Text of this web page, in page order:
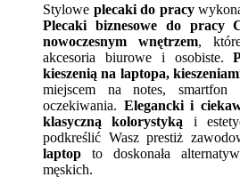
Stylowe plecaki do pracy
Plecaki biznesowe do pracy
nowoczesnym wnętrzem,
akcesoria biurowe i osobiste.
kieszenią na laptopa,
miejscem na notes, smartfon
oczekiwania. Elegancki i
klasyczną kolorystyką i
podkreślić Wasz prestiż
laptop to doskonała
męskich.